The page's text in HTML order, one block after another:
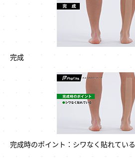
完成
完成時のポイント：シワなく貼れている